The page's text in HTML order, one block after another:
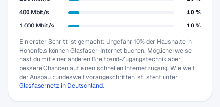
400 Mbit/s
10 %
1.000 Mbit/s
10 %
Ein erster Schritt ist gemacht: Ungefähr 10% der Haushalte in
Hohenfels können Glasfaser-Internet buchen. Möglicherweise
hast du mit einer anderen Breitband-Zugangstechnik aber
bessere Chancen auf einen schnellen Internetzugang. Wie weit
der Ausbau bundesweit vorangeschritten ist, steht unter
Glasfasernetz in Deutschland.